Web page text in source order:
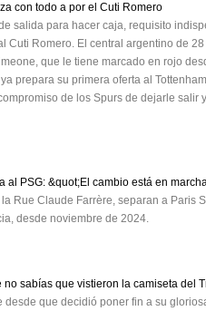
con todo a por el Cuti Romero
salida para hacer caja, requisito
Cuti Romero. El central argentino de
que le tiene marcado en rojo
prepara su primera oferta al
de los Spurs de dejarle
al PSG: &quot;El cambio está en
Rue Claude Farrère, separan a Paris
desde noviembre de 2024.
no sabías que vistieron la camiseta del
desde que decidió poner fin a su